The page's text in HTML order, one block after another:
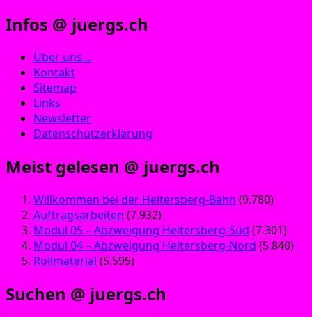
Infos @ juergs.ch
Über uns…
Kontakt
Sitemap
Links
Newsletter
Datenschutzerklärung
Meist gelesen @ juergs.ch
Willkommen bei der Heitersberg-Bahn (9.780)
Auftragsarbeiten (7.932)
Modul 05 – Abzweigung Heitersberg-Süd (7.301)
Modul 04 – Abzweigung Heitersberg-Nord (5.840)
Rollmaterial (5.595)
Suchen @ juergs.ch